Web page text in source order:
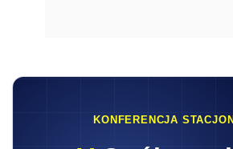
KONFERENCJA